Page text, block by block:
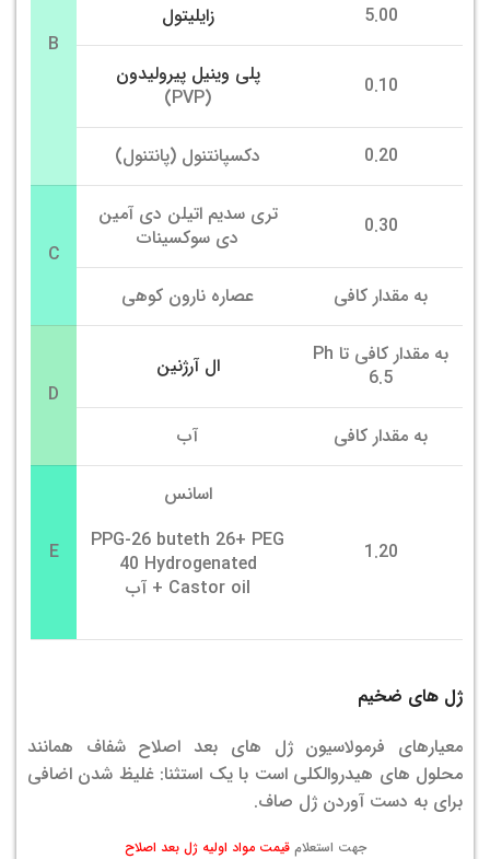
B
5.00 زایلیتول
0.10
پلی وینیل پیرولیدون
(PVP)
0.20 دکسپانتنول (پانتنول)
0.30
تری سدیم اتیلن دی آمین
دی سوکسینات
C
به مقدار کافی
عصاره نارون کوهی
به مقدار کافی تا Ph
6.5
ال آرژنین
D
به مقدار کافی
آب
1.20
اسانس
PPG-26 buteth 26+ PEG
40 Hydrogenated
Castor oil + آب
E
ژل های ضخیم
معیارهای فرمولاسیون ژل های بعد اصلاح شفاف همانند
محلول های هیدروالکلی است با یک استثنا: غلیظ شدن اضافی
برای به دست آوردن ژل صاف.
جهت استعلامقیمت مواد اولیه ژل بعد اصلاح